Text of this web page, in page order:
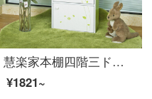
慧楽家本棚四階三ドア印紙書棚ファッション創意階棚棚棚11289-1
¥1821~